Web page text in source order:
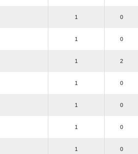
1 0
1 0
1 2
1 0
1 0
1 0
1 0